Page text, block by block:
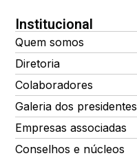
Institucional
Quem somos
Diretoria
Colaboradores
Galeria dos presidentes
Empresas associadas
Conselhos e núcleos